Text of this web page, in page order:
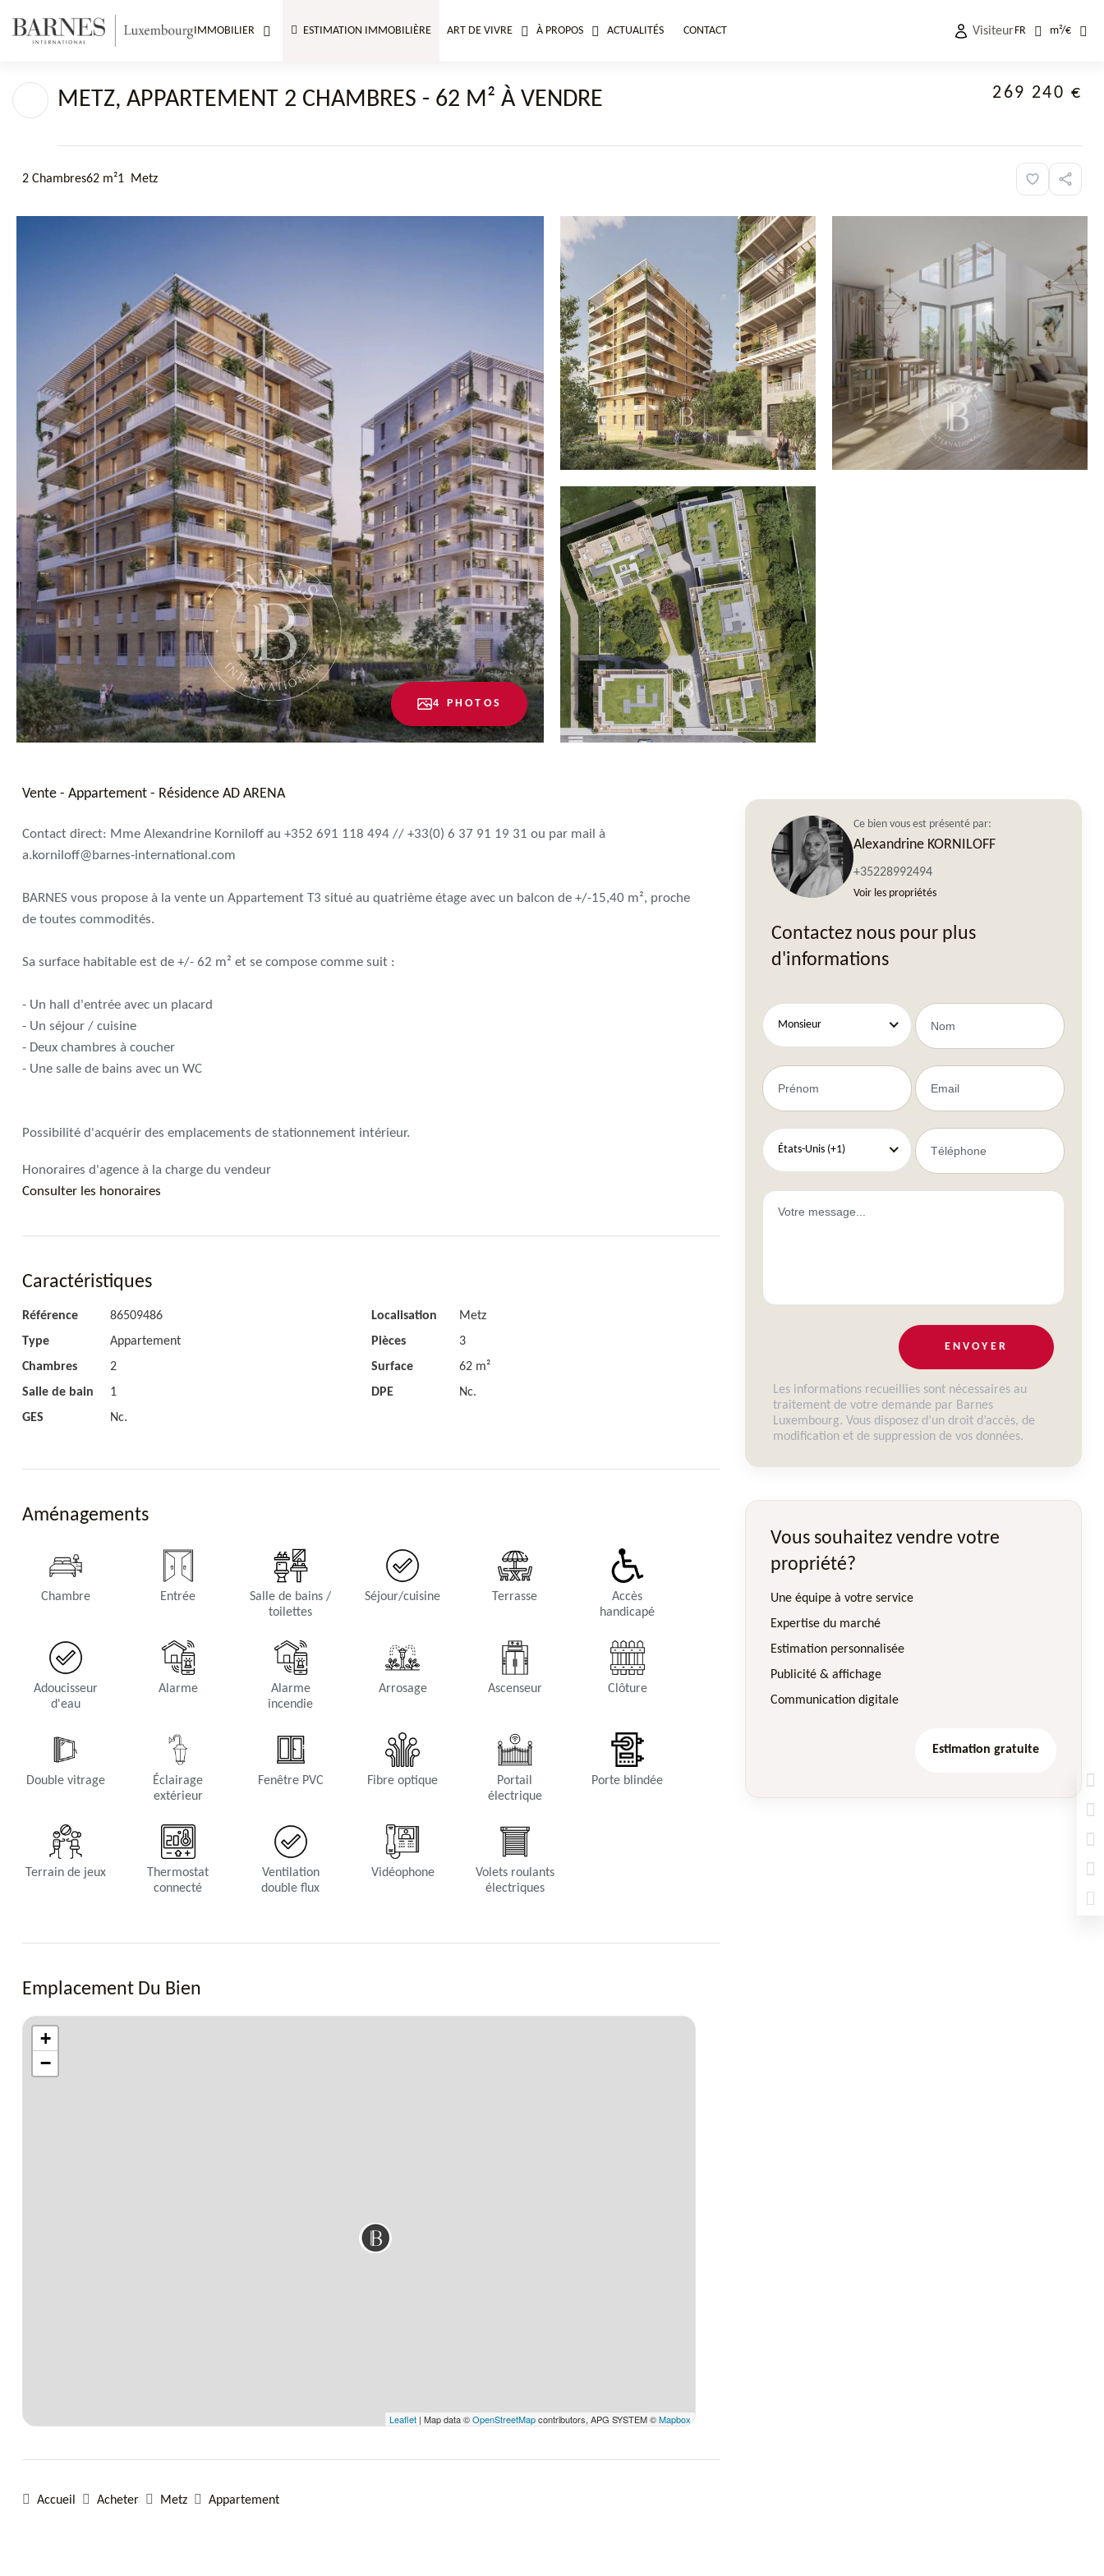
IMMOBILIER ESTIMATION IMMOBILIÈRE ART DE VIVRE À PROPOS ACTUALITÉS CONTACT VisiteurFR m²/€
METZ, APPARTEMENT 2 CHAMBRES - 62 M² À VENDRE 269 240 €
2 Chambres62 m²1 Metz
4 PHOTOS
Vente - Appartement - Résidence AD ARENA
Contact direct: Mme Alexandrine Korniloff au +352 691 118 494 // +33(0) 6 37 91 19 31 ou par mail à
a.korniloff@barnes-international.com
BARNES vous propose à la vente un Appartement T3 situé au quatrième étage avec un balcon de +/-15,40 m², proche
de toutes commodités.
Sa surface habitable est de +/- 62 m² et se compose comme suit :
- Un hall d'entrée avec un placard
- Un séjour / cuisine
- Deux chambres à coucher
- Une salle de bains avec un WC
Possibilité d'acquérir des emplacements de stationnement intérieur.
Honoraires d'agence à la charge du vendeur
Consulter les honoraires
Caractéristiques
Référence 86509486 Localisation
Metz
Type
Appartement Pièces
3
Chambres
2 Surface
62 m²
Salle de bain
1 DPE
Nc.
GES
Nc.
Aménagements
Chambre Entrée
Salle de bains /
toilettes
Séjour/cuisine Terrasse
Accès
handicapé
Adoucisseur
d'eau
Alarme
Alarme
incendie
Arrosage Ascenseur Clôture
Double vitrage
Éclairage
extérieur
Fenêtre PVC Fibre optique
Portail
électrique
Porte blindée
Terrain de jeux
Thermostat
connecté
Ventilation
double flux
Vidéophone
Volets roulants
électriques
Emplacement Du Bien
+
−
Leaflet | Map data ©OpenStreetMapcontributors, APG SYSTEM ©Mapbox
Accueil Acheter Metz Appartement
Ce bien vous est présenté par:
Alexandrine KORNILOFF
+35228992494
Voir les propriétés
Contactez nous pour plus
d'informations
Monsieur
États-Unis (+1)
ENVOYER
Les informations recueillies sont nécessaires au
traitement de votre demande par Barnes
Luxembourg. Vous disposez d’un droit d’accès, de
modification et de suppression de vos données.
Vous souhaitez vendre votre
propriété?
Une équipe à votre service
Expertise du marché
Estimation personnalisée
Publicité & affichage
Communication digitale
Estimation gratuite